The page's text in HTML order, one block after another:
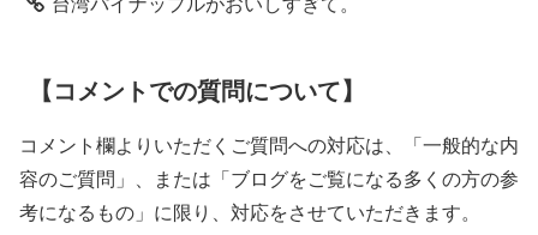
【コメントでの質問について】
コメント欄よりいただくご質問への対応は、「一般的な内
容のご質問」、または「ブログをご覧になる多くの方の参
考になるもの」に限り、対応をさせていただきます。